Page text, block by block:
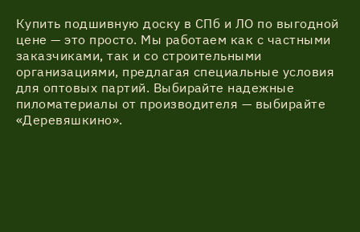
Купить подшивную доску в СПб и ЛО по выгодной
цене — это просто. Мы работаем как с частными
заказчиками, так и со строительными
организациями, предлагая специальные условия
для оптовых партий. Выбирайте надежные
пиломатериалы от производителя — выбирайте
«Деревяшкино».